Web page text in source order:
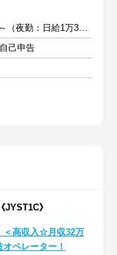
【日勤】日給1万2000円～（夜勤：日給1万3500円～）
己申告
》
＜高収入☆月収32万
ペレーター！